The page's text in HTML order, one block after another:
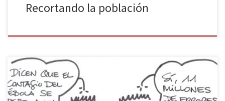
Recortando la población
La responsabilidad es de la enfermera, dicen los auténticos